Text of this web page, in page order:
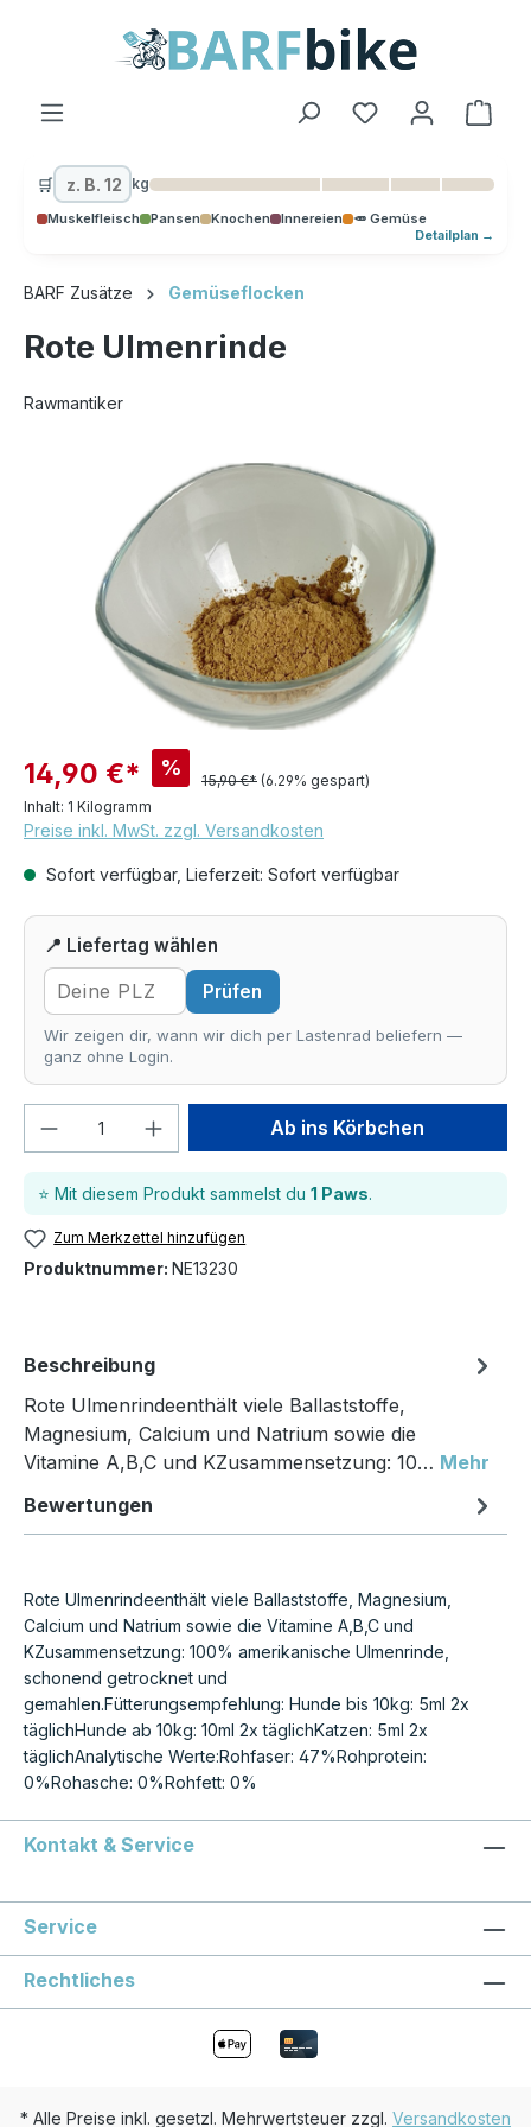
🛒 kg
Muskelfleisch Pansen Knochen Innereien 🥕 Gemüse
Detailplan →
BARF Zusätze Gemüseflocken
Rote Ulmenrinde
Rawmantiker
Bildergalerie überspringen
14,90 €* %
15,90 €* (6.29% gespart)
Inhalt: 1 Kilogramm
Preise inkl. MwSt. zzgl. Versandkosten
Sofort verfügbar, Lieferzeit: Sofort verfügbar
📍 Liefertag wählen
Prüfen
Wir zeigen dir, wann wir dich per Lastenrad beliefern —
ganz ohne Login.
Produkt Anzahl: Gib denAb ins Körbchen
⭐ Mit diesem Produkt sammelst du 1 Paws.
Zum Merkzettel hinzufügen
Produktnummer: NE13230
Beschreibung
Rote Ulmenrindeenthält viele Ballaststoffe,
Magnesium, Calcium und Natrium sowie die
Vitamine A,B,C und KZusammensetzung: 10… Mehr
Bewertungen
Rote Ulmenrindeenthält viele Ballaststoffe, Magnesium,
Calcium und Natrium sowie die Vitamine A,B,C und
KZusammensetzung: 100% amerikanische Ulmenrinde,
schonend getrocknet und
gemahlen.Fütterungsempfehlung: Hunde bis 10kg: 5ml 2x
täglichHunde ab 10kg: 10ml 2x täglichKatzen: 5ml 2x
täglichAnalytische Werte:Rohfaser: 47%Rohprotein:
0%Rohasche: 0%Rohfett: 0%
Kontakt & Service
Service
Rechtliches
* Alle Preise inkl. gesetzl. Mehrwertsteuer zzgl. Versandkosten